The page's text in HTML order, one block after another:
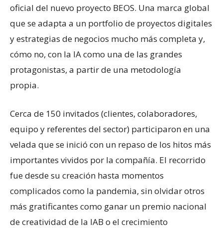
oficial del nuevo proyecto BEOS. Una marca global
que se adapta a un portfolio de proyectos digitales
y estrategias de negocios mucho más completa y,
cómo no, con la IA como una de las grandes
protagonistas, a partir de una metodología
propia.
Cerca de 150 invitados (clientes, colaboradores,
equipo y referentes del sector) participaron en una
velada que se inició con un repaso de los hitos más
importantes vividos por la compañía. El recorrido
fue desde su creación hasta momentos
complicados como la pandemia, sin olvidar otros
más gratificantes como ganar un premio nacional
de creatividad de la IAB o el crecimiento